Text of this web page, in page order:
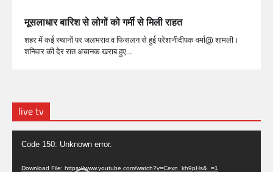
मूसलाधार बारिश से लोगों को गर्मी से मिली राहत
शहर में कई स्थानों पर जलभराव व फिसलन से हुई परेशानीदीपक वर्मा@ शामली।
शनिवार की देर रात अचानक खराब हुए…
live tv
Video
Player
Code 150: Unknown error.
Download File: https://www.youtube.com/watch?v=Cexn_kh9pHs&_=1